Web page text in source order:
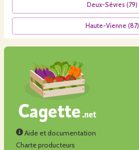
Deux-Sèvres (79)
Haute-Vienne (87)
Aide et documentation
Charte producteurs